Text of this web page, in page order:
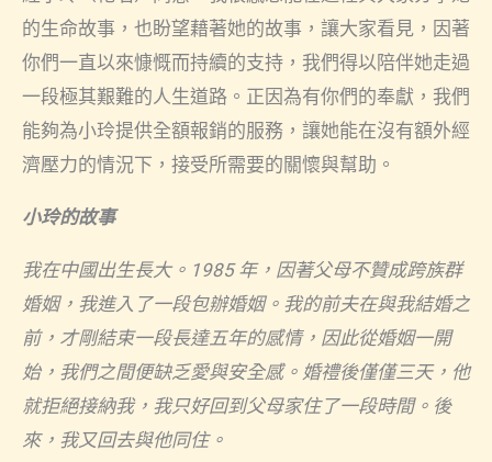
的生命故事，也盼望藉著她的故事，讓大家看見，因著
你們一直以來慷慨而持續的支持，我們得以陪伴她走過
一段極其艱難的人生道路。正因為有你們的奉獻，我們
能夠為小玲提供全額報銷的服務，讓她能在沒有額外經
濟壓力的情況下，接受所需要的關懷與幫助。
小玲的故事
我在中國出生長大。 1985年，因著父母不贊成跨族群
婚姻，我進入了一段包辦婚姻。我的前夫在與我結婚之
前，才剛結束一段長達五年的感情，因此從婚姻一開
始，我們之間便缺乏愛與安全感。婚禮後僅僅三天，他
就拒絕接納我，我只好回到父母家住了一段時間。後
來，我又回去與他同住。